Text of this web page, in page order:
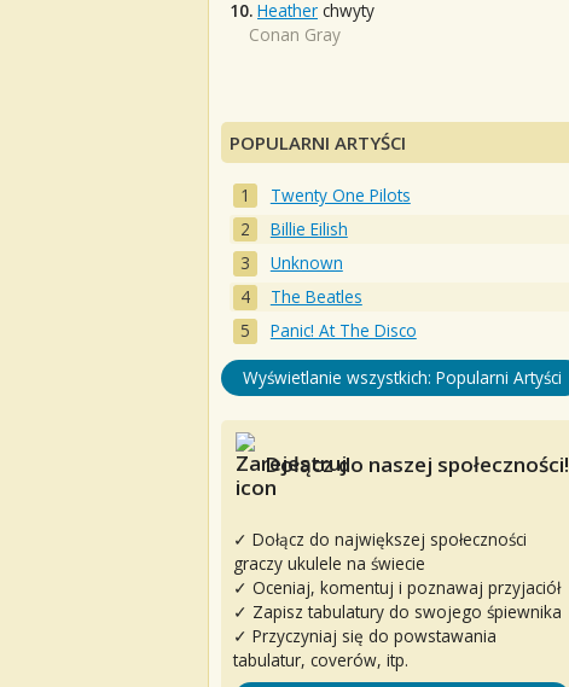
10. Heather chwyty
Conan Gray
POPULARNI ARTYŚCI
Twenty One Pilots
Billie Eilish
Unknown
The Beatles
Panic! At The Disco
Wyświetlanie wszystkich: Popularni Artyści
Dołącz do naszej społeczności!
✓ Dołącz do największej społeczności
graczy ukulele na świecie
✓ Oceniaj, komentuj i poznawaj przyjaciół
✓ Zapisz tabulatury do swojego śpiewnika
✓ Przyczyniaj się do powstawania
tabulatur, coverów, itp.